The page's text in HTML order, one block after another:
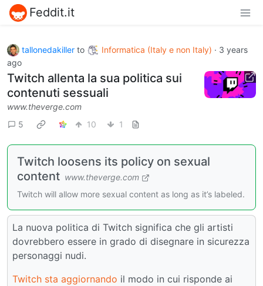
Feddit.it
tallonedakiller to Informatica (Italy e non Italy) · 3 years
ago
Twitch allenta la sua politica sui
contenuti sessuali
www.theverge.com
5
10 1
Twitch loosens its policy on sexual
content www.theverge.com
Twitch will allow more sexual content as long as it’s labeled.
La nuova politica di Twitch significa che gli artisti
dovrebbero essere in grado di disegnare in sicurezza
personaggi nudi.
Twitch sta aggiornando il modo in cui risponde ai